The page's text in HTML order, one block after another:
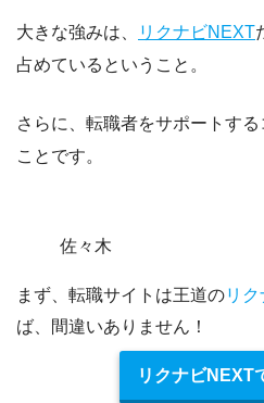
大きな強みは、 リクナビNEXT
占めているということ。
さらに、転職者をサポートす
ことです。
佐々木
まず、転職サイトは王道のリ
ば、間違いありません！
リクナビNEXT